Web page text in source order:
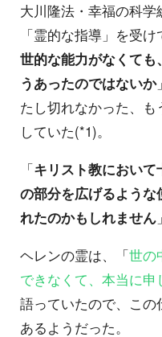
大川隆法・幸福の科
「霊的な指導」を受
世的な能力がなくても
うあったのではないか
たし切れなかった、
していた(*1)。
「キリスト教において
の部分を広げるよう
れたのかもしれません 」
ヘレンの霊は、「世の
できなくて、本当に
語っていたので、こ
あるようだった。